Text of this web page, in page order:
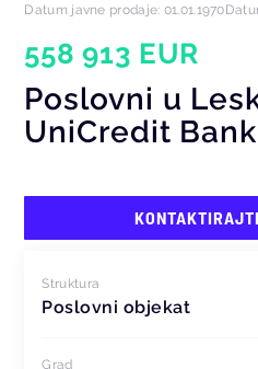
Datum javne prodaje: 01.01.1970
558 913 EUR
Poslovni u
UniCredit Bank
Struktura
Poslovni objekat
Grad